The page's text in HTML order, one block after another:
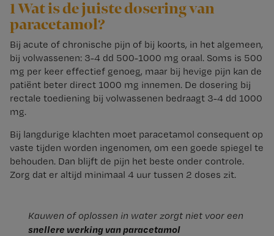
1 Wat is de juiste dosering van
paracetamol?
Bij acute of chronische pijn of bij koorts, in het algemeen,
bij volwassenen: 3-4 dd 500-1000 mg oraal. Soms is 500
mg per keer effectief genoeg, maar bij hevige pijn kan de
patiënt beter direct 1000 mg innemen. De dosering bij
rectale toediening bij volwassenen bedraagt 3-4 dd 1000
mg.
Bij langdurige klachten moet paracetamol consequent op
vaste tijden worden ingenomen, om een goede spiegel te
behouden. Dan blijft de pijn het beste onder controle.
Zorg dat er altijd minimaal 4 uur tussen 2 doses zit.
Kauwen of oplossen in water zorgt niet voor een
snellere werking van paracetamol